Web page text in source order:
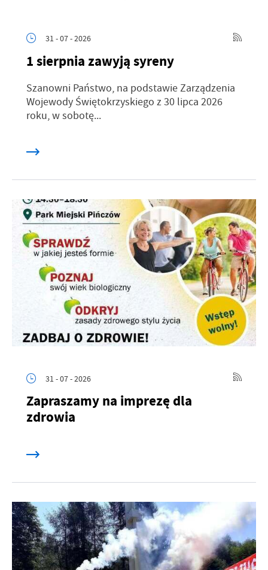
31 - 07 - 2026
1 sierpnia zawyją syreny
Szanowni Państwo, na podstawie Zarządzenia
Wojewody Świętokrzyskiego z 30 lipca 2026
roku, w sobotę...
31 - 07 - 2026
Zapraszamy na imprezę dla
zdrowia